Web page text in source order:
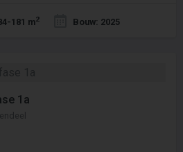
181 m2 Bouw: 2025
1a